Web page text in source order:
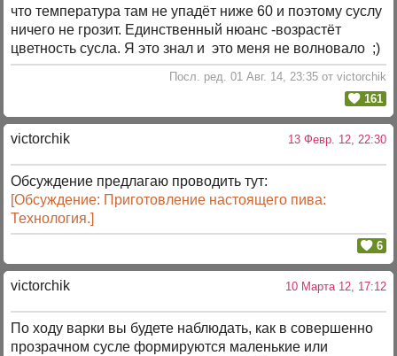
что температура там не упадёт ниже 60 и поэтому суслу
ничего не грозит. Единственный нюанс -возрастёт
цветность сусла. Я это знал и это меня не волновало ;)
Посл. ред. 01 Авг. 14, 23:35 от victorchik
161
victorchik 13 Февр. 12, 22:30
Обсуждение предлагаю проводить тут:
[Обсуждение: Приготовление настоящего пива:
Технология.]
6
victorchik 10 Марта 12, 17:12
По ходу варки вы будете наблюдать, как в совершенно
прозрачном сусле формируются маленькие или